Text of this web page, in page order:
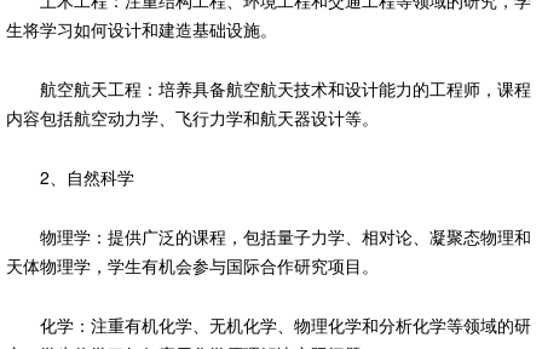
生将学习如何设计和建造基础设施。
航空航天工程：培养具备航空航天技术和设计能力的工程师，课程
内容包括航空动力学、飞行力学和航天器设计等。
2、自然科学
物理学：提供广泛的课程，包括量子力学、相对论、凝聚态物理和
天体物理学，学生有机会参与国际合作研究项目。
化学：注重有机化学、无机化学、物理化学和分析化学等领域的研